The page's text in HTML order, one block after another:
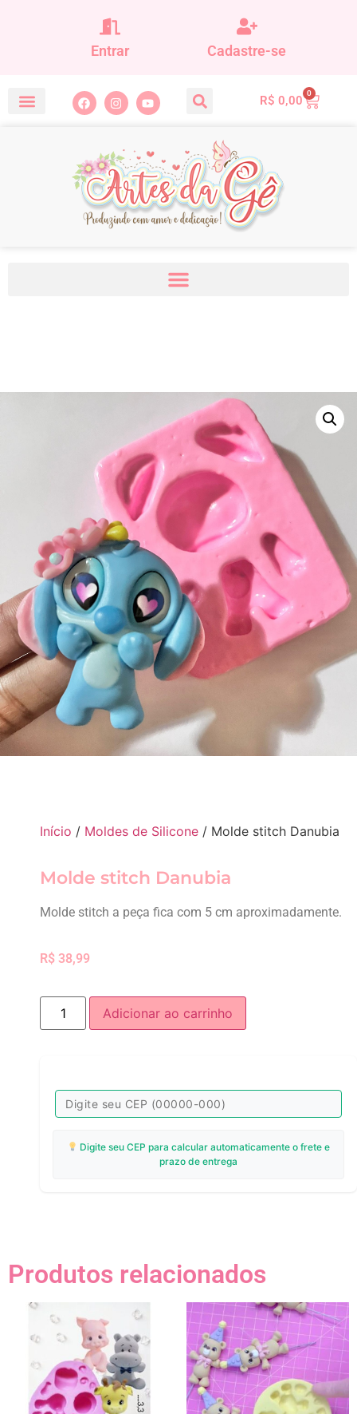
Entrar Cadastre-se
R$ 0,00
0
Início / Moldes de Silicone / Molde stitch Danubia
Molde stitch Danubia
Molde stitch a peça fica com 5 cm aproximadamente.
R$ 38,99
Adicionar ao carrinho
Digite seu CEP para calcular automaticamente o frete e
prazo de entrega
Produtos relacionados